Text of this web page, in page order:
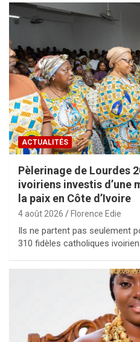
ACTUALITÉS
Pèlerinage de Lourdes
ivoiriens investis d’une
la paix en Côte d’Ivoire
4 août 2026 Florence Edie
Ils ne partent pas seulement
310 fidèles catholiques